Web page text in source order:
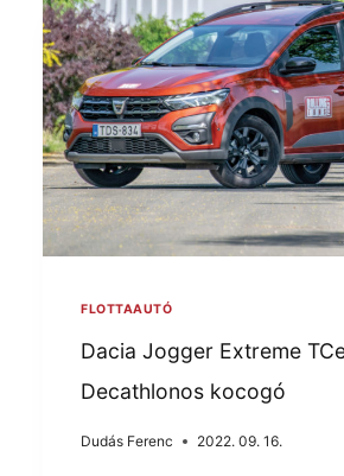
FLOTTAAUTÓ
Dacia Jogger Extreme
Decathlonos kocogó
Dudás Ferenc 2022. 09. 16.